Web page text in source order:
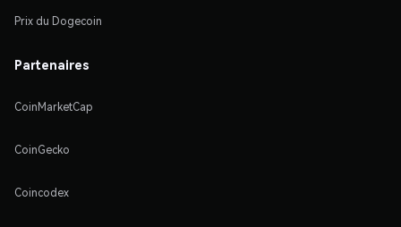
Prix du Dogecoin
Partenaires
CoinMarketCap
CoinGecko
Coincodex